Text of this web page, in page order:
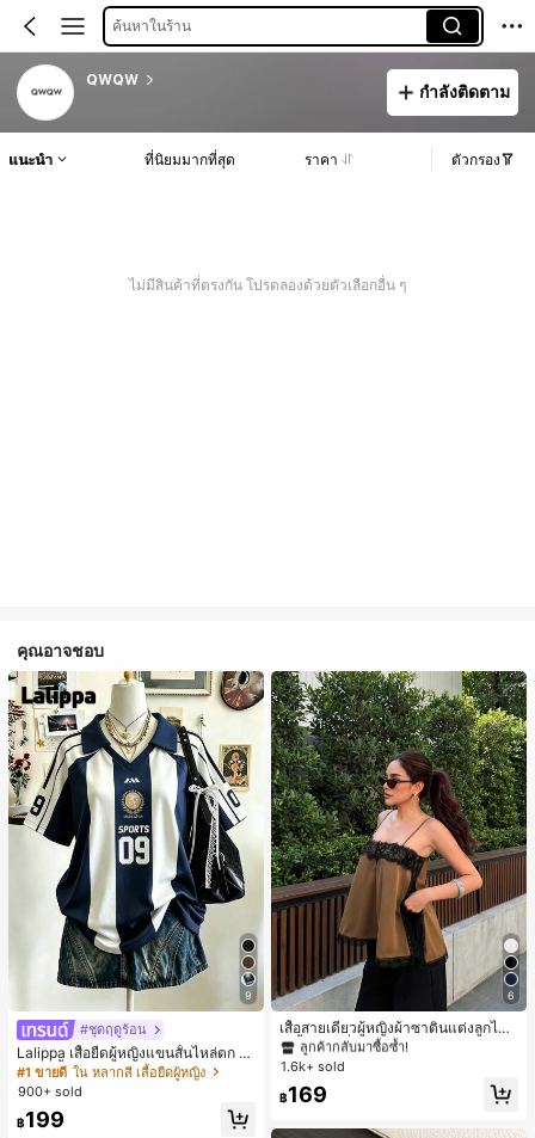
ค้นหาในร้าน
QWQW
กำลังติดตาม
แนะนำ ที่นิยมมากที่สุด ราคา ตัวกรอง
ไม่มีสินค้าที่ตรงกัน โปรดลองด้วยตัวเลือกอื่น ๆ
คุณอาจชอบ
9
#ชุดฤดูร้อน
Lalippa เสื้อยืดผู้หญิงแขนสั้นไหล่ตก ค
อวีปกเสื้อ ลายพิมพ์ดิจิทัลลายทาง สไตล์
สปอร์ตแฟชั่นมินิมอล ของขวัญสำหรับเ
พื่อน
#1 ขายดี ใน หลากสี เสื้อยืดผู้หญิง
900+ sold
฿199
6
เสื้อสายเดี่ยวผู้หญิงผ้าซาตินแต่งลูกไม้
- เสื้อสายเดี่ยวฤดูร้อนสีคากีมีรอยผ่าด้า
นข้างที่น่าดึงดูดแบบสบายๆ
#1 ขายดี
ใน สีกากี เสื้อสตรี เสื้อเบลาส์ & Tee
ลูกค้ากลับมาซื้อซ้ำ!
#1 ขายดี
ใน สีกากี เสื้อสตรี เสื้อเบลาส์ & Tee
ลูกค้ากลับมาซื้อซ้ำ!
#1 ขายดี
ใน สีกากี เสื้อสตรี เสื้อเบลาส์ & Tee
ลูกค้ากลับมาซื้อซ้ำ!
#1 ขายดี
ลูกค้ากลับมาซื้อซ้ำ!
1.6k+ sold
฿169